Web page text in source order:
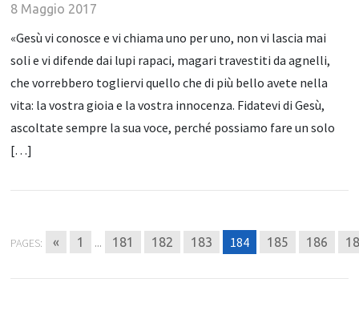
8 Maggio 2017
«Gesù vi conosce e vi chiama uno per uno, non vi lascia mai
soli e vi difende dai lupi rapaci, magari travestiti da agnelli,
che vorrebbero togliervi quello che di più bello avete nella
vita: la vostra gioia e la vostra innocenza. Fidatevi di Gesù,
ascoltate sempre la sua voce, perché possiamo fare un solo
[…]
PAGES: « 1 ... 181 182 183 184 185 186